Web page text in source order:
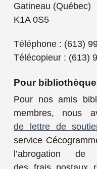
Gatineau (Québec)
K1A 0S5
Téléphone : (613)
Télécopieur : (613)
Pour
Pour nos amis
membres, nous
de lettre de
service
l’abrogation